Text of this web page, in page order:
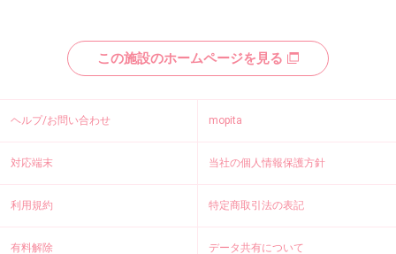
この施設のホームページを見る
ヘルプ/お問い合わせ mopita
対応端末 当社の個人情報保護方針
利用規約 特定商取引法の表記
有料解除 データ共有について